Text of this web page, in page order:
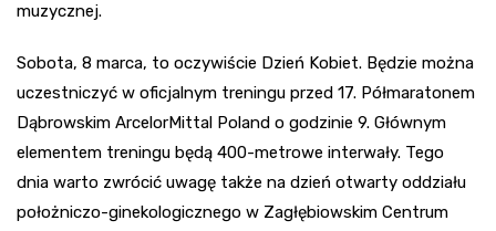
muzycznej.
Sobota, 8 marca, to oczywiście Dzień Kobiet. Będzie można
uczestniczyć w oficjalnym treningu przed 17. Półmaratonem
Dąbrowskim ArcelorMittal Poland o godzinie 9. Głównym
elementem treningu będą 400-metrowe interwały. Tego
dnia warto zwrócić uwagę także na dzień otwarty oddziału
położniczo-ginekologicznego w Zagłębiowskim Centrum